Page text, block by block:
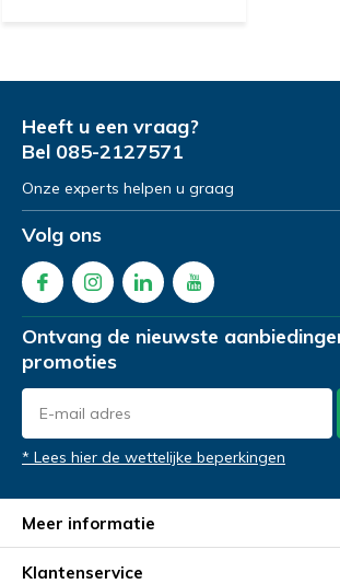
Heeft u een vraag?
Bel 085-2127571
Onze experts helpen u graag
Volg ons
Ontvang de nieuwste
promoties
* Lees hier de wettelijke beperkingen
Meer informatie
Klantenservice